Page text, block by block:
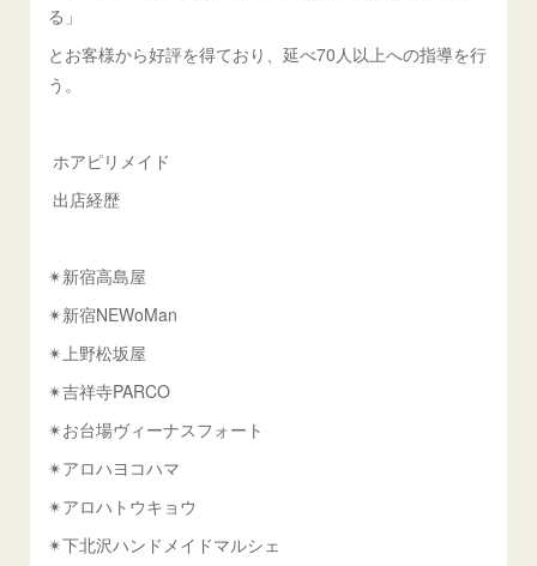
る」
とお客様から好評を得ており、延べ70人以上への指導を行
う。
ホアピリメイド
出店経歴
✴︎新宿高島屋
✴︎新宿NEWoMan
✴︎上野松坂屋
✴︎吉祥寺PARCO
✴︎お台場ヴィーナスフォート
✴︎アロハヨコハマ
✴︎アロハトウキョウ
✴︎下北沢ハンドメイドマルシェ